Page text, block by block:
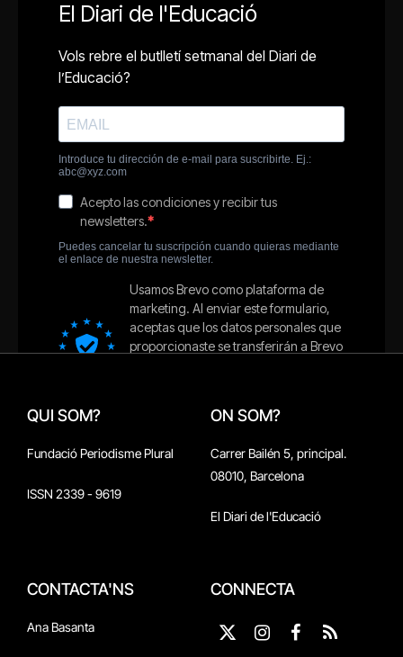
QUI SOM?
Fundació Periodisme Plural
ISSN 2339 - 9619
ON SOM?
Carrer Bailén 5, principal.
08010, Barcelona
El Diari de l'Educació
CONTACTA'NS
Ana Basanta
CONNECTA
X
Instagram
Facebook
RSS